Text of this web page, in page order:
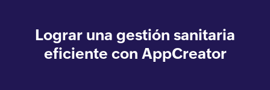
Lograr una gestión sanitaria
eficiente con AppCreator